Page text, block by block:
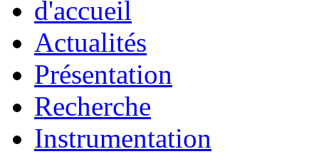
Actualités
Présentation
Recherche
Instrumentation